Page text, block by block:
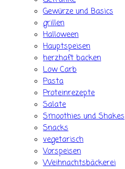
Gewürze und Basics
grillen
Halloween
Hauptspeisen
herzhaft backen
Low Carb
Pasta
Proteinrezepte
Salate
Smoothies und Shakes
Snacks
vegetarisch
Vorspeisen
Weihnachtsbäckerei